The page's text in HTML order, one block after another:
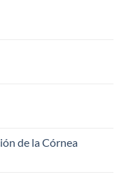
de la Córnea